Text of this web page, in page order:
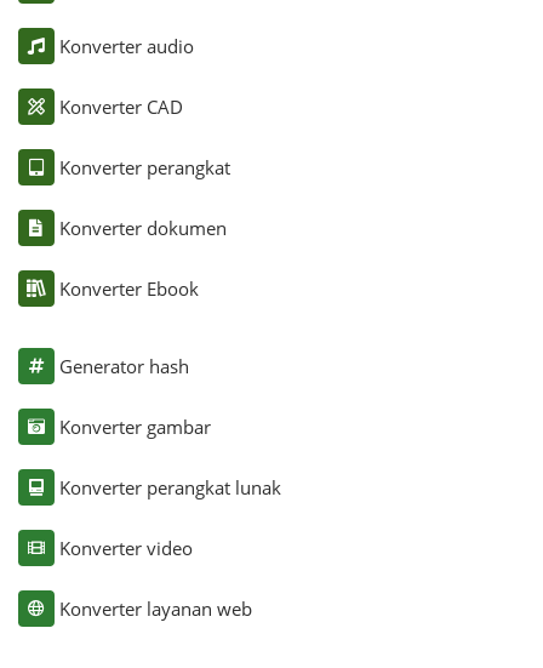
Konverter audio
Konverter CAD
Konverter perangkat
Konverter dokumen
Konverter Ebook
Generator hash
Konverter gambar
Konverter perangkat lunak
Konverter video
Konverter layanan web